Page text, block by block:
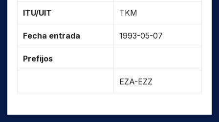
ITU/UIT TKM
Fecha entrada 1993-05-07
Prefijos
EZA-EZZ